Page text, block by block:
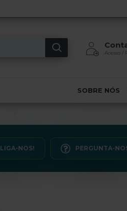
Acesso /
SOBRE NÓS
LIGA-NOS! PERGUNTA-